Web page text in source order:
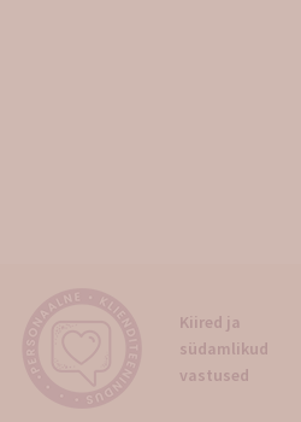
Dressipluus “Oliver”